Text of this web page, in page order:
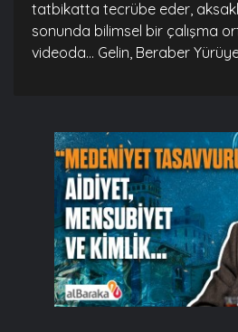
tatbikatta tecrübe eder,
sonunda bilimsel bir çalışma
videoda... Gelin, Beraber